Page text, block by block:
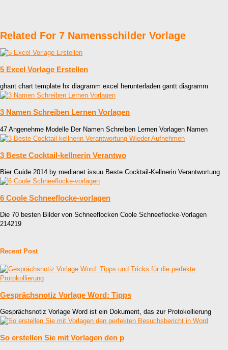
Related For 7 Namensschilder Vorlage
5 Excel Vorlage Erstellen
ghant chart template hx diagramm excel herunterladen gantt diagramm
3 Namen Schreiben Lernen Vorlagen
47 Angenehme Modelle Der Namen Schreiben Lernen Vorlagen Namen
3 Beste Cocktail-kellnerin Verantwo
Bier Guide 2014 by medianet issuu Beste Cocktail-Kellnerin Verantwortung
6 Coole Schneeflocke-vorlagen
Die 70 besten Bilder von Schneeflocken Coole Schneeflocke-Vorlagen
214219
Recent Post
Gesprächsnotiz Vorlage Word: Tipps
Gesprächsnotiz Vorlage Word ist ein Dokument, das zur Protokollierung
So erstellen Sie mit Vorlagen den p